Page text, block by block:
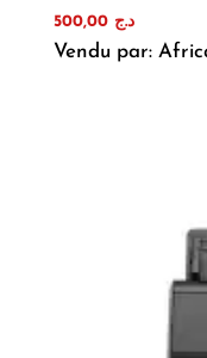
د.ج 500,00
Vendu par: